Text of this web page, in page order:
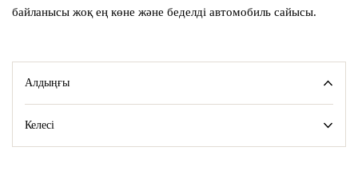
байланысы жоқ ең көне және беделді автомобиль сайысы.
Алдыңғы
Келесі